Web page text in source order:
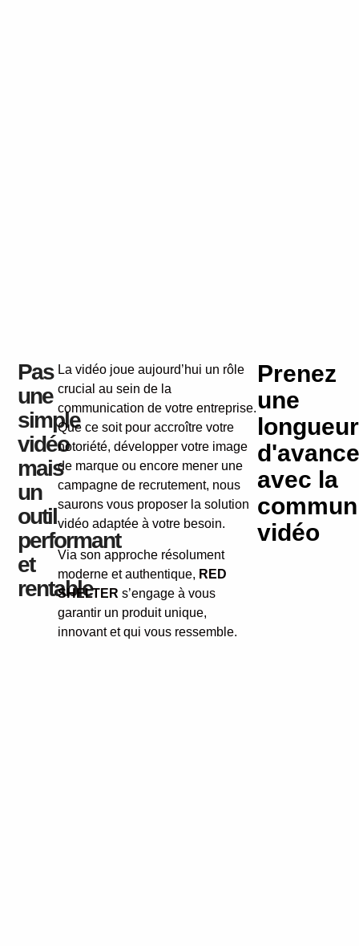
Pas
une
simple
vidéo
mais
un
outil
performant
et
rentable
La vidéo joue aujourd’hui un rôle
crucial au sein de la
communication de votre entreprise.
Que ce soit pour accroître votre
notoriété, développer votre image
de marque ou encore mener une
campagne de recrutement, nous
saurons vous proposer la solution
vidéo adaptée à votre besoin.
Via son approche résolument
moderne et authentique, RED
SHELTER s’engage à vous
garantir un produit unique,
innovant et qui vous ressemble.
Prenez
une
longueur
d'avance
avec la
vidéo